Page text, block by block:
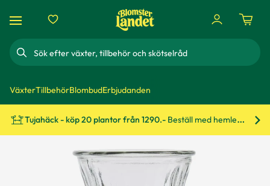
Sök
VäxterTillbehörBlombudErbjudanden
Tujahäck - köp 20 plantor från 1290.- Beställ med hemleverans!